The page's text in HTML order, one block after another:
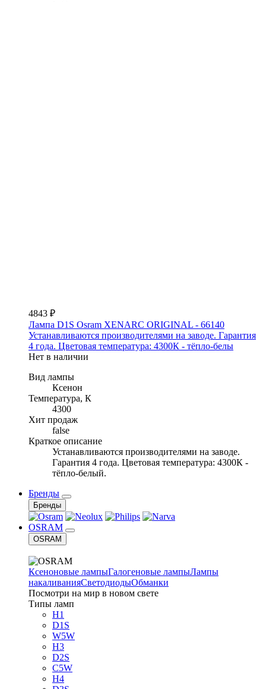
4843 ₽
Лампа D1S Osram XENARC ORIGINAL - 66140
Устанавливаются производителями на заводе. Гарантия
4 года. Цветовая температура: 4300К - тёпло-белы
Нет в наличии
Вид лампы
Ксенон
Температура, К
4300
Хит продаж
false
Краткое описание
Устанавливаются производителями на заводе.
Гарантия 4 года. Цветовая температура: 4300К -
тёпло-белый.
Бренды
Бренды
OSRAM
OSRAM
Ксеноновые лампыГалогеновые лампыЛампы
накаливанияСветодиодыОбманки
Посмотри на мир в новом свете
Типы ламп
H1
D1S
W5W
H3
D2S
C5W
H4